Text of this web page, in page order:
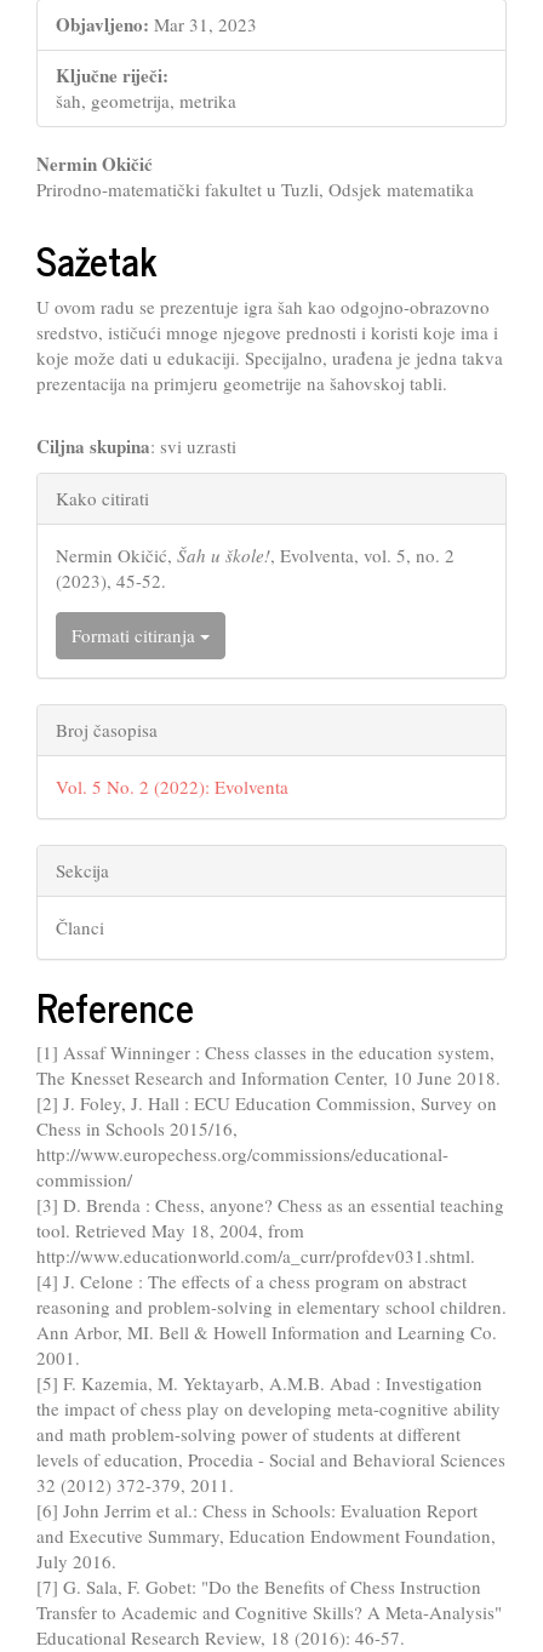
Objavljeno: Mar 31, 2023
Ključne riječi:
šah, geometrija, metrika
Main
Article
Content
Nermin Okičić
Prirodno-matematički fakultet u Tuzli, Odsjek matematika
Sažetak
U ovom radu se prezentuje igra šah kao odgojno-obrazovno
sredstvo, ističući mnoge njegove prednosti i koristi koje ima i
koje može dati u edukaciji. Specijalno, urađena je jedna takva
prezentacija na primjeru geometrije na šahovskoj tabli.
Ciljna skupina: svi uzrasti
Article
Details
Kako citirati
Nermin Okičić, Šah u škole!, Evolventa, vol. 5, no. 2
(2023), 45-52.
Formati citiranja
Broj časopisa
Vol. 5 No. 2 (2022): Evolventa
Sekcija
Članci
Reference
[1] Assaf Winninger : Chess classes in the education system,
The Knesset Research and Information Center, 10 June 2018.
[2] J. Foley, J. Hall : ECU Education Commission, Survey on
Chess in Schools 2015/16,
http://www.europechess.org/commissions/educational-
commission/
[3] D. Brenda : Chess, anyone? Chess as an essential teaching
tool. Retrieved May 18, 2004, from
http://www.educationworld.com/a_curr/profdev031.shtml.
[4] J. Celone : The effects of a chess program on abstract
reasoning and problem-solving in elementary school children.
Ann Arbor, MI. Bell & Howell Information and Learning Co.
2001.
[5] F. Kazemia, M. Yektayarb, A.M.B. Abad : Investigation
the impact of chess play on developing meta-cognitive ability
and math problem-solving power of students at different
levels of education, Procedia - Social and Behavioral Sciences
32 (2012) 372-379, 2011.
[6] John Jerrim et al.: Chess in Schools: Evaluation Report
and Executive Summary, Education Endowment Foundation,
July 2016.
[7] G. Sala, F. Gobet: "Do the Benefits of Chess Instruction
Transfer to Academic and Cognitive Skills? A Meta-Analysis"
Educational Research Review, 18 (2016): 46-57.